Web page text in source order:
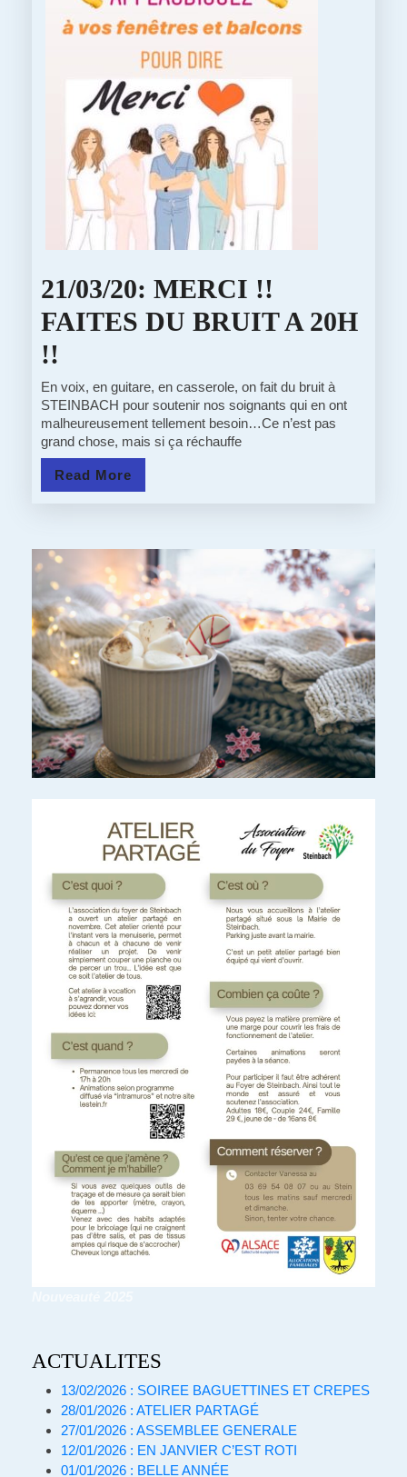
21/03/20: MERCI !!
FAITES DU BRUIT A 20H
!!
MERCI
!!
FAITES
DU
A
20H
!!
En voix, en guitare, en casserole, on fait du bruit à
STEINBACH pour soutenir nos soignants qui en ont
malheureusement tellement besoin…Ce n’est pas
grand chose, mais si ça réchauffe
Read More
More
ACTUALITES
13/02/2026 : SOIREE BAGUETTINES ET CREPES
28/01/2026 : ATELIER PARTAGÉ
27/01/2026 : ASSEMBLEE GENERALE
12/01/2026 : EN JANVIER C’EST ROTI
01/01/2026 : BELLE ANNÉE